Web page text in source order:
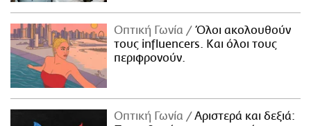
Οπτική Γωνία
Όλοι ακολουθούν
τους influencers. Και όλοι τους
περιφρονούν.
Οπτική Γωνία
Αριστερά και δεξιά: